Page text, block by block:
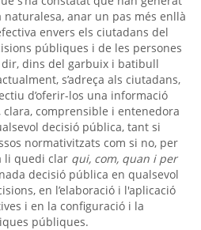
anar un pas més enllà
envers els ciutadans del
públiques i de les persones
dins del garbuix i batibull
s’adreça als ciutadans,
d’oferir-los una informació
comprensible i entenedora
decisió pública, tant si
normativitzats com si no, per
li quedi clar qui, com, quan i per
decisió pública en qualsevol
en l’elaboració i l'aplicació
i en la configuració i la
públiques.